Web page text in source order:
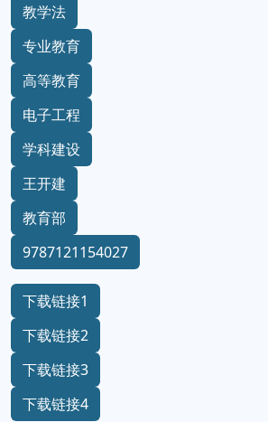
教学法
专业教育
高等教育
电子工程
学科建设
王开建
教育部
9787121154027
下载链接1
下载链接2
下载链接3
下载链接4